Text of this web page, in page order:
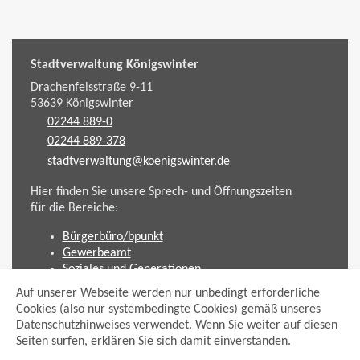
Auf unserer Webseite werden nur unbedingt erforderliche
Cookies (also nur systembedingte Cookies) gemäß unseres
Datenschutzhinweises verwendet. Wenn Sie weiter auf diesen
Seiten surfen, erklären Sie sich damit einverstanden.
Stadtverwaltung Königswinter
Drachenfelsstraße 9-11
53639Königswinter
02244 889-0
02244 889-378
stadtverwaltung@koenigswinter.de
Hier finden Sie unsere Sprech- und Öffnungszeiten
für die Bereiche:
Bürgerbüro/bpunkt
Gewerbeamt
Soziales und Generationen
Standesamt
Friedhofsverwaltung
Planen und Bauen (Bauamt)
Impressum